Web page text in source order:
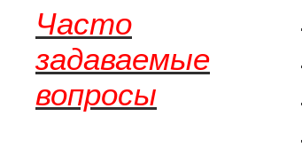
Часто
задаваемые
вопросы